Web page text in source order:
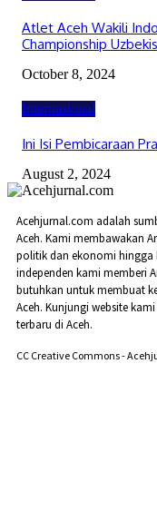
Atlet Aceh Wakili
Championship
October 8, 2024
Internasional
Ini Isi Pembicaraan
August 2, 2024
Acehjurnal.com adalah
Aceh. Kami membawakan
politik dan ekonomi hingga
independen kami memberi
butuhkan untuk membuat
Aceh. Kunjungi website
terbaru di Aceh.
CC Creative Commons -